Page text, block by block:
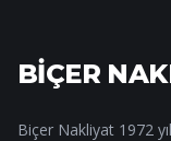
BİÇER
Biçer Nakliyat 1972